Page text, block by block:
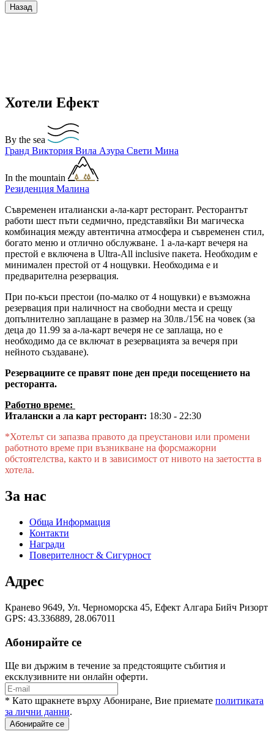
Назад
Хотели Ефект
By the sea
Гранд Виктория Вила Азура Свети Мина
In the mountain
Резиденция Малина
Съвременен италиански а-ла-карт ресторант. Ресторантът
работи шест пъти седмично, представяйки Ви магическа
комбинация между автентична атмосфера и съвременен стил,
богато меню и отлично обслужване. 1 а-ла-карт вечеря на
престой е включена в Ultra-All inclusive пакета. Необходим е
минимален престой от 4 нощувки. Необходима е и
предварителна резервация.
При по-къси престои (по-малко от 4 нощувки) е възможна
резервация при наличност на свободни места и срещу
допълнително заплащане в размер на 30лв./15€ на човек (за
деца до 11.99 за а-ла-карт вечеря не се заплаща, но е
необходимо да се включат в резервацията за вечеря при
нейното създаване).
Резервациите се правят поне ден преди посещението на
ресторанта.
Работно време:
Италански а ла карт ресторант: 18:30 - 22:30
*Хотелът си запазва правото да преустанови или промени
работното време при възникване на форсмажорни
обстоятелства, както и в зависимост от нивото на заетостта в
хотела.
За нас
Обща Информация
Контакти
Награди
Поверителност & Сигурност
Адрес
Кранево 9649, Ул. Черноморска 45, Eфект Алгара Бийч Ризорт
GPS: 43.336889, 28.067011
Абонирайте се
Ще ви държим в течение за предстоящите събития и
ексклузивните ни онлайн оферти.
* Като щракнете върху Абониране, Вие приемате политиката
за лични данни.
Абонирайте се